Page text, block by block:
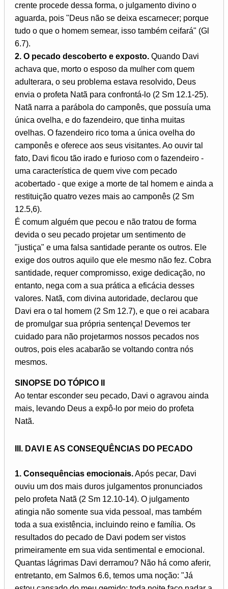
crente procede dessa forma, o julgamento divino o
aguarda, pois "Deus não se deixa escarnecer; porque
tudo o que o homem semear, isso também ceifará" (Gl
6.7).
2. O pecado descoberto e exposto. Quando Davi
achava que, morto o esposo da mulher com quem
adulterara, o seu problema estava resolvido, Deus
envia o profeta Natã para confrontá-lo (2 Sm 12.1-25).
Natã narra a parábola do camponês, que possuía uma
única ovelha, e do fazendeiro, que tinha muitas
ovelhas. O fazendeiro rico toma a única ovelha do
camponês e oferece aos seus visitantes. Ao ouvir tal
fato, Davi ficou tão irado e furioso com o fazendeiro -
uma característica de quem vive com pecado
acobertado - que exige a morte de tal homem e ainda a
restituição quatro vezes mais ao camponês (2 Sm
12.5,6).
É comum alguém que pecou e não tratou de forma
devida o seu pecado projetar um sentimento de
"justiça" e uma falsa santidade perante os outros. Ele
exige dos outros aquilo que ele mesmo não fez. Cobra
santidade, requer compromisso, exige dedicação, no
entanto, nega com a sua prática a eficácia desses
valores. Natã, com divina autoridade, declarou que
Davi era o tal homem (2 Sm 12.7), e que o rei acabara
de promulgar sua própria sentença! Devemos ter
cuidado para não projetarmos nossos pecados nos
outros, pois eles acabarão se voltando contra nós
mesmos.
SINOPSE DO TÓPICO II
Ao tentar esconder seu pecado, Davi o agravou ainda
mais, levando Deus a expô-lo por meio do profeta
Natã.
III. DAVI E AS CONSEQUÊNCIAS DO PECADO
1. Consequências emocionais.Após pecar, Davi
ouviu um dos mais duros julgamentos pronunciados
pelo profeta Natã (2 Sm 12.10-14). O julgamento
atingia não somente sua vida pessoal, mas também
toda a sua existência, incluindo reino e família. Os
resultados do pecado de Davi podem ser vistos
primeiramente em sua vida sentimental e emocional.
Quantas lágrimas Davi derramou? Não há como aferir,
entretanto, em Salmos 6.6, temos uma noção: "Já